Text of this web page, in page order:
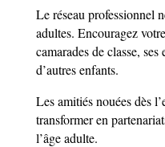
Le réseau professionnel
adultes. Encouragez
camarades de classe,
d’autres enfants.
Les amitiés nouées dès
transformer en
l’âge adulte.